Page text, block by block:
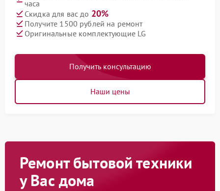
часа
Скидка для вас до 20%
Получите 1500 рублей на ремонт
Оригинальные комплектующие LG
Получить консультацию
Наши цены
Ремонт бытовой техники
у Вас дома